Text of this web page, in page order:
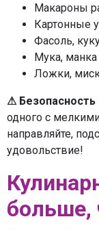
Макароны
Картонные
Фасоль,
Мука, манка
Ложки,
⚠
одного с
направляйте,
удовольствие!
больше,